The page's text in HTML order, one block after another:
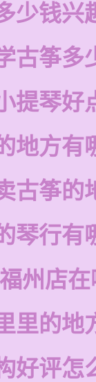
少钱兴
古筝多
提琴好
地方有
古筝的
琴行有
州店
里的地
好评怎